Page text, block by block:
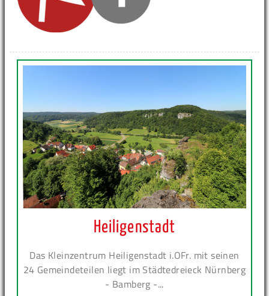
Heiligenstadt
Das Kleinzentrum Heiligenstadt i.OFr. mit seinen
24 Gemeindeteilen liegt im Städtedreieck Nürnberg
- Bamberg -...